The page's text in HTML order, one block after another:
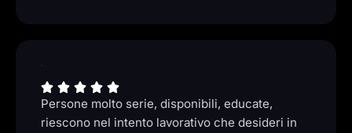
Persone molto serie, disponibili, educate,
riescono nel intento lavorativo che desideri in